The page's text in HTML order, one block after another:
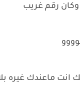
وكان رقم غريب
انت ماعندك غيره